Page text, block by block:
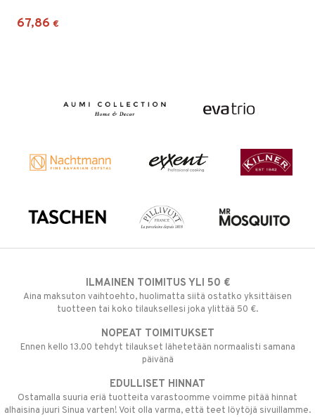
67,86 €
ILMAINEN TOIMITUS YLI 50 €
Aina maksuton vaihtoehto, huolimatta siitä ostatko yksittäisen
tuotteen tai koko tilauksellesi joka ylittää 50 €.
NOPEAT TOIMITUKSET
Ennen kello 13.00 tehdyt tilaukset lähetetään normaalisti samana
päivänä
EDULLISET HINNAT
Ostamalla suuria eriä tuotteita varastoomme voimme pitää hinnat
alhaisina juuri Sinua varten! Voit olla varma, että teet löytöjä sivuillamme.